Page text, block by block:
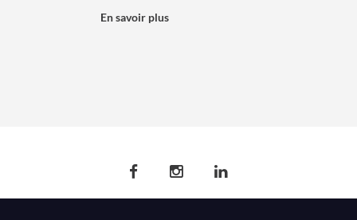
En savoir plus